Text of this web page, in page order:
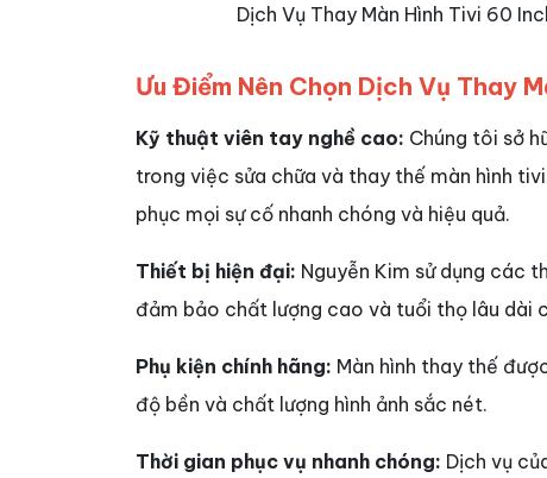
Dịch Vụ Thay Màn Hình Tivi 60
Ưu Điểm Nên Chọn Dịch Vụ Thay
Kỹ thuật viên tay nghề cao: Chúng tôi sở
trong việc sửa chữa và thay thế màn hình
phục mọi sự cố nhanh chóng và hiệu quả.
Thiết bị hiện đại: Nguyễn Kim sử dụng các
đảm bảo chất lượng cao và tuổi thọ lâu dài
Phụ kiện chính hãng: Màn hình thay thế
độ bền và chất lượng hình ảnh sắc nét.
Thời gian phục vụ nhanh chóng: Dịch vụ